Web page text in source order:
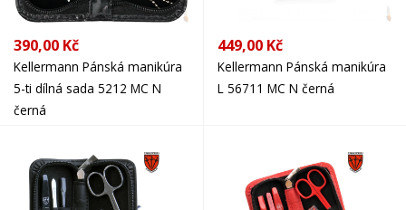
390,00 Kč
Kellermann Pánská manikúra
5-ti dílná sada 5212 MC N
černá
449,00 Kč
Kellermann Pánská manikúra
L 56711 MC N černá